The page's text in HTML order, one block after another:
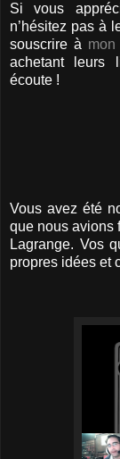
Si vous
n’hésitez pas à
souscrire à mon
achetant leurs
écoute !
Vous avez été
que nous avions
Lagrange. Vos
propres idées et